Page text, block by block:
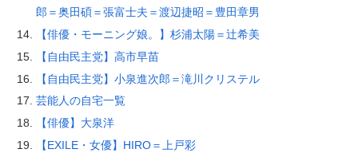
郎＝奥田碩＝張富士夫＝渡辺捷昭＝豊田章男
【俳優・モーニング娘。】杉浦太陽＝辻希美
【自由民主党】高市早苗
【自由民主党】小泉進次郎＝滝川クリステル
芸能人の自宅一覧
【俳優】大泉洋
【EXILE・女優】HIRO＝上戸彩